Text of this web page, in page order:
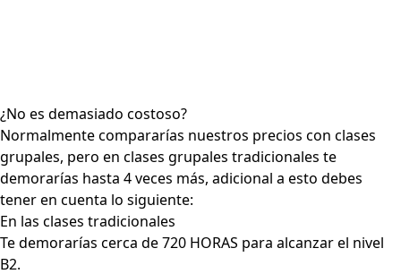
¿No es demasiado costoso?
Normalmente compararías nuestros precios con clases
grupales, pero en clases grupales tradicionales te
demorarías hasta 4 veces más, adicional a esto debes
tener en cuenta lo siguiente:
En las clases tradicionales
Te demorarías cerca de 720 HORAS para alcanzar el nivel
B2.